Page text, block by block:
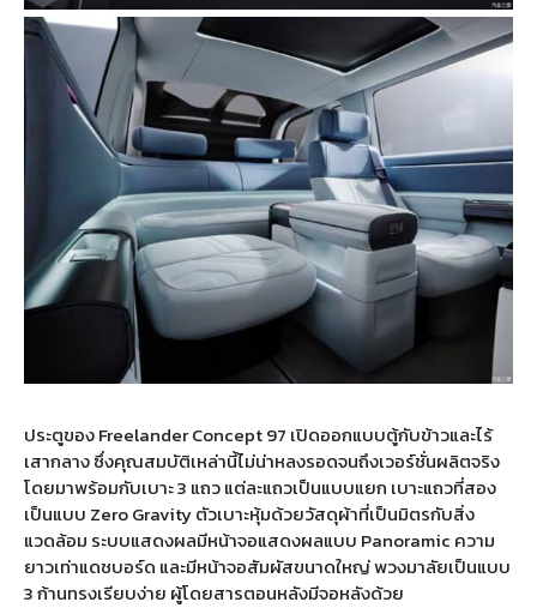
ประตูของ Freelander Concept 97 เปิดออกแบบตู้กับข้าวและไร้
เสากลาง ซึ่งคุณสมบัติเหล่านี้ไม่น่าหลงรอดจนถึงเวอร์ชั่นผลิตจริง
โดยมาพร้อมกับเบาะ 3 แถว แต่ละแถวเป็นแบบแยก เบาะแถวที่สอง
เป็นแบบ Zero Gravity ตัวเบาะหุ้มด้วยวัสดุผ้าที่เป็นมิตรกับสิ่ง
แวดล้อม ระบบแสดงผลมีหน้าจอแสดงผลแบบ Panoramic ความ
ยาวเท่าแดชบอร์ด และมีหน้าจอสัมผัสขนาดใหญ่ พวงมาลัยเป็นแบบ
3 ก้านทรงเรียบง่าย ผู้โดยสารตอนหลังมีจอหลังด้วย